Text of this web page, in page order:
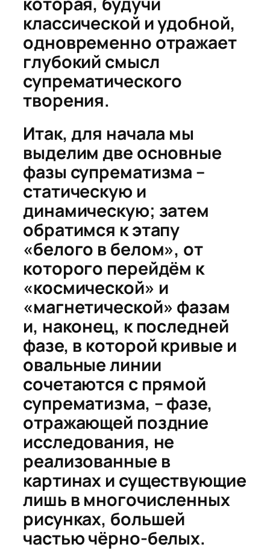
классической и удобной,
одновременно отражает
глубокий смысл
супрематического
творения.
Итак, для начала мы
выделим две основные
фазы супрематизма –
статическую и
динамическую; затем
обратимся к этапу
«белого в белом», от
которого перейдём к
«космической» и
«магнетической» фазам
и, наконец, к последней
фазе, в которой кривые и
овальные линии
сочетаются с прямой
супрематизма, – фазе,
отражающей поздние
исследования, не
реализованные в
картинах и существующие
лишь в многочисленных
рисунках, большей
частью чёрно-белых.